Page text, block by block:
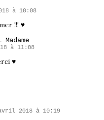
à 10:08
!!! ♥
à 11:08
♥
2018 à 10:19